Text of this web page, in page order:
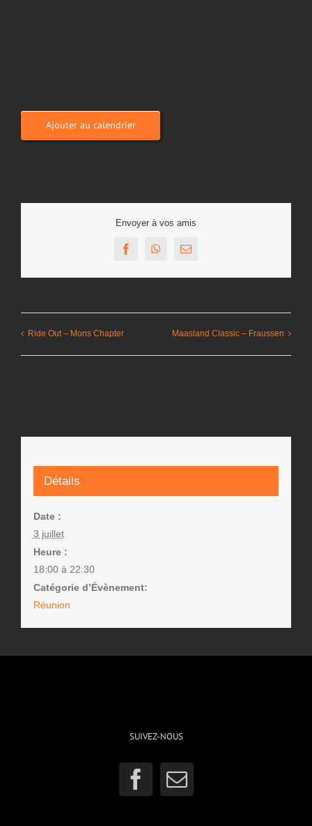
Ajouter au calendrier
Envoyer à vos amis
FacebookWhatsApp
Email
Ride Out – Mons Chapter Maasland Classic – Fraussen
Détails
Date :
3 juillet
Heure :
18:00 à 22:30
Catégorie d’Évènement:
Réunion
SUIVEZ-NOUS